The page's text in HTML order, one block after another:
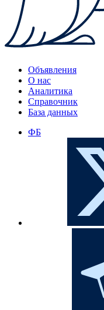
Объявления
О нас
Аналитика
Справочник
База данных
ФБ